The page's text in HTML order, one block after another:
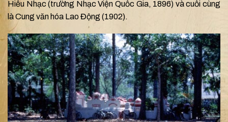
Hiếu Nhạc (trường Nhạc Viện Quốc Gia, 1896) và cuối cùng
là Cung văn hóa Lao Động (1902).